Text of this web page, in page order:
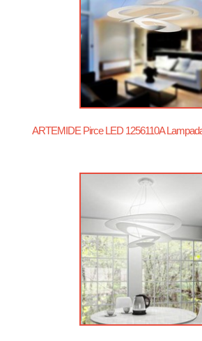
ARTEMIDE Pirce LED 1256110A